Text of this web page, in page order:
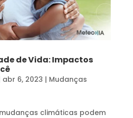
de Vida: Impactos
abr 6, 2023 | Mudanças
climáticas podem